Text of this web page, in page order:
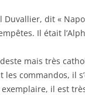
Duvallier, dit «
Il était
mais très
commandos, il
exemplaire, il est